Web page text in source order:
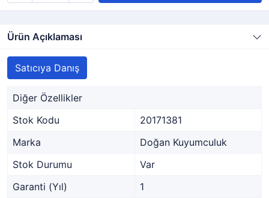
Ürün Açıklaması
Satıcıya Danış
Diğer Özellikler
Stok Kodu
20171381
Marka
Doğan Kuyumculuk
Stok Durumu
Var
Garanti (Yıl)
1